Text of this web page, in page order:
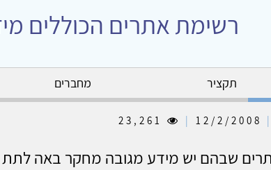
רשימת אתרים הכוללים
תקציר מחברים
|
|
שבהם יש מידע מגובה מחקר באה לתת